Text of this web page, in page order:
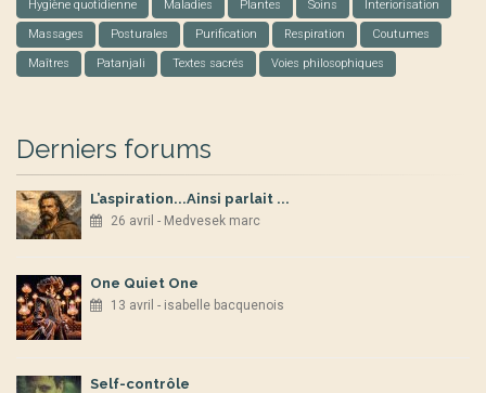
Hygiène quotidienne Maladies Plantes Soins Interiorisation
Massages Posturales Purification Respiration Coutumes
Maîtres Patanjali Textes sacrés Voies philosophiques
Derniers forums
L’aspiration...Ainsi parlait ...
26 avril - Medvesek marc
One Quiet One
13 avril - isabelle bacquenois
Self-contrôle